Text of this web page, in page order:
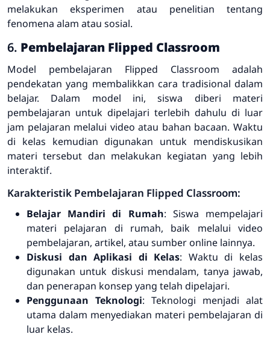
melakukan eksperimen atau penelitian tentang
fenomena alam atau sosial.
6. Pembelajaran Flipped Classroom
Model pembelajaran Flipped Classroom adalah
pendekatan yang membalikkan cara tradisional dalam
belajar. Dalam model ini, siswa diberi materi
pembelajaran untuk dipelajari terlebih dahulu di luar
jam pelajaran melalui video atau bahan bacaan. Waktu
di kelas kemudian digunakan untuk mendiskusikan
materi tersebut dan melakukan kegiatan yang lebih
interaktif.
Karakteristik Pembelajaran Flipped Classroom:
Belajar Mandiri di Rumah: Siswa mempelajari
materi pelajaran di rumah, baik melalui video
pembelajaran, artikel, atau sumber online lainnya.
Diskusi dan Aplikasi di Kelas: Waktu di kelas
digunakan untuk diskusi mendalam, tanya jawab,
dan penerapan konsep yang telah dipelajari.
Penggunaan Teknologi: Teknologi menjadi alat
utama dalam menyediakan materi pembelajaran di
luar kelas.